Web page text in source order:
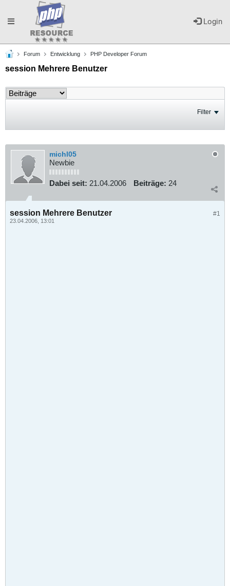
Login
Toggle
navigation
Forum Entwicklung PHP Developer Forum
session Mehrere Benutzer
Filter
michl05
Newbie
Dabei seit: 21.04.2006 Beiträge: 24
#1
session Mehrere Benutzer
23.04.2006, 13:01